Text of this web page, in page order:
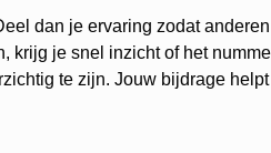
dan je ervaring zodat
krijg je snel inzicht of het
te zijn. Jouw bijdrage